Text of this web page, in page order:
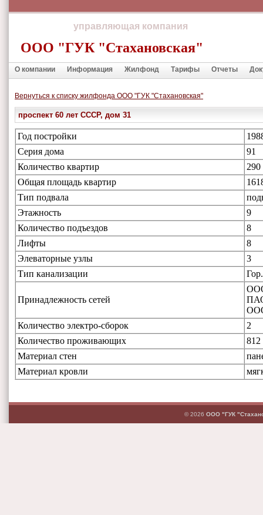
управляющая компания
ООО "ГУК "Стахановская"
О компании Информация Жилфонд Тарифы Отчеты
Вернуться к списку жилфонда ООО "ГУК "Стахановская"
проспект 60 лет СССР, дом 31
Год постройки
Серия дома
91
Количество квартир
290
Общая площадь квартир
Тип подвала
Этажность
9
Количество подъездов
8
Лифты
8
Элеваторные узлы
3
Тип канализации
Принадлежность сетей
Количество электро-сборок
2
Количество проживающих
812
Материал стен
Материал кровли
© 2026 ООО "ГУК